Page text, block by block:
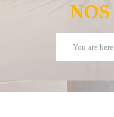
NOS